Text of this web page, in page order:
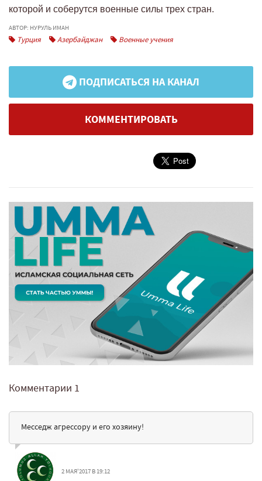
которой и соберутся военные силы трех стран.
АВТОР: НУРУЛЬ ИМАН
Турция Азербайджан Военные учения
ПОДПИСАТЬСЯ НА КАНАЛ
КОММЕНТИРОВАТЬ
Комментарии 1
Месседж агрессору и его хозяину!
2 МАЯ'2017 В 19:12